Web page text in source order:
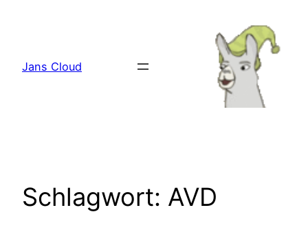
Jans Cloud
Schlagwort: AVD